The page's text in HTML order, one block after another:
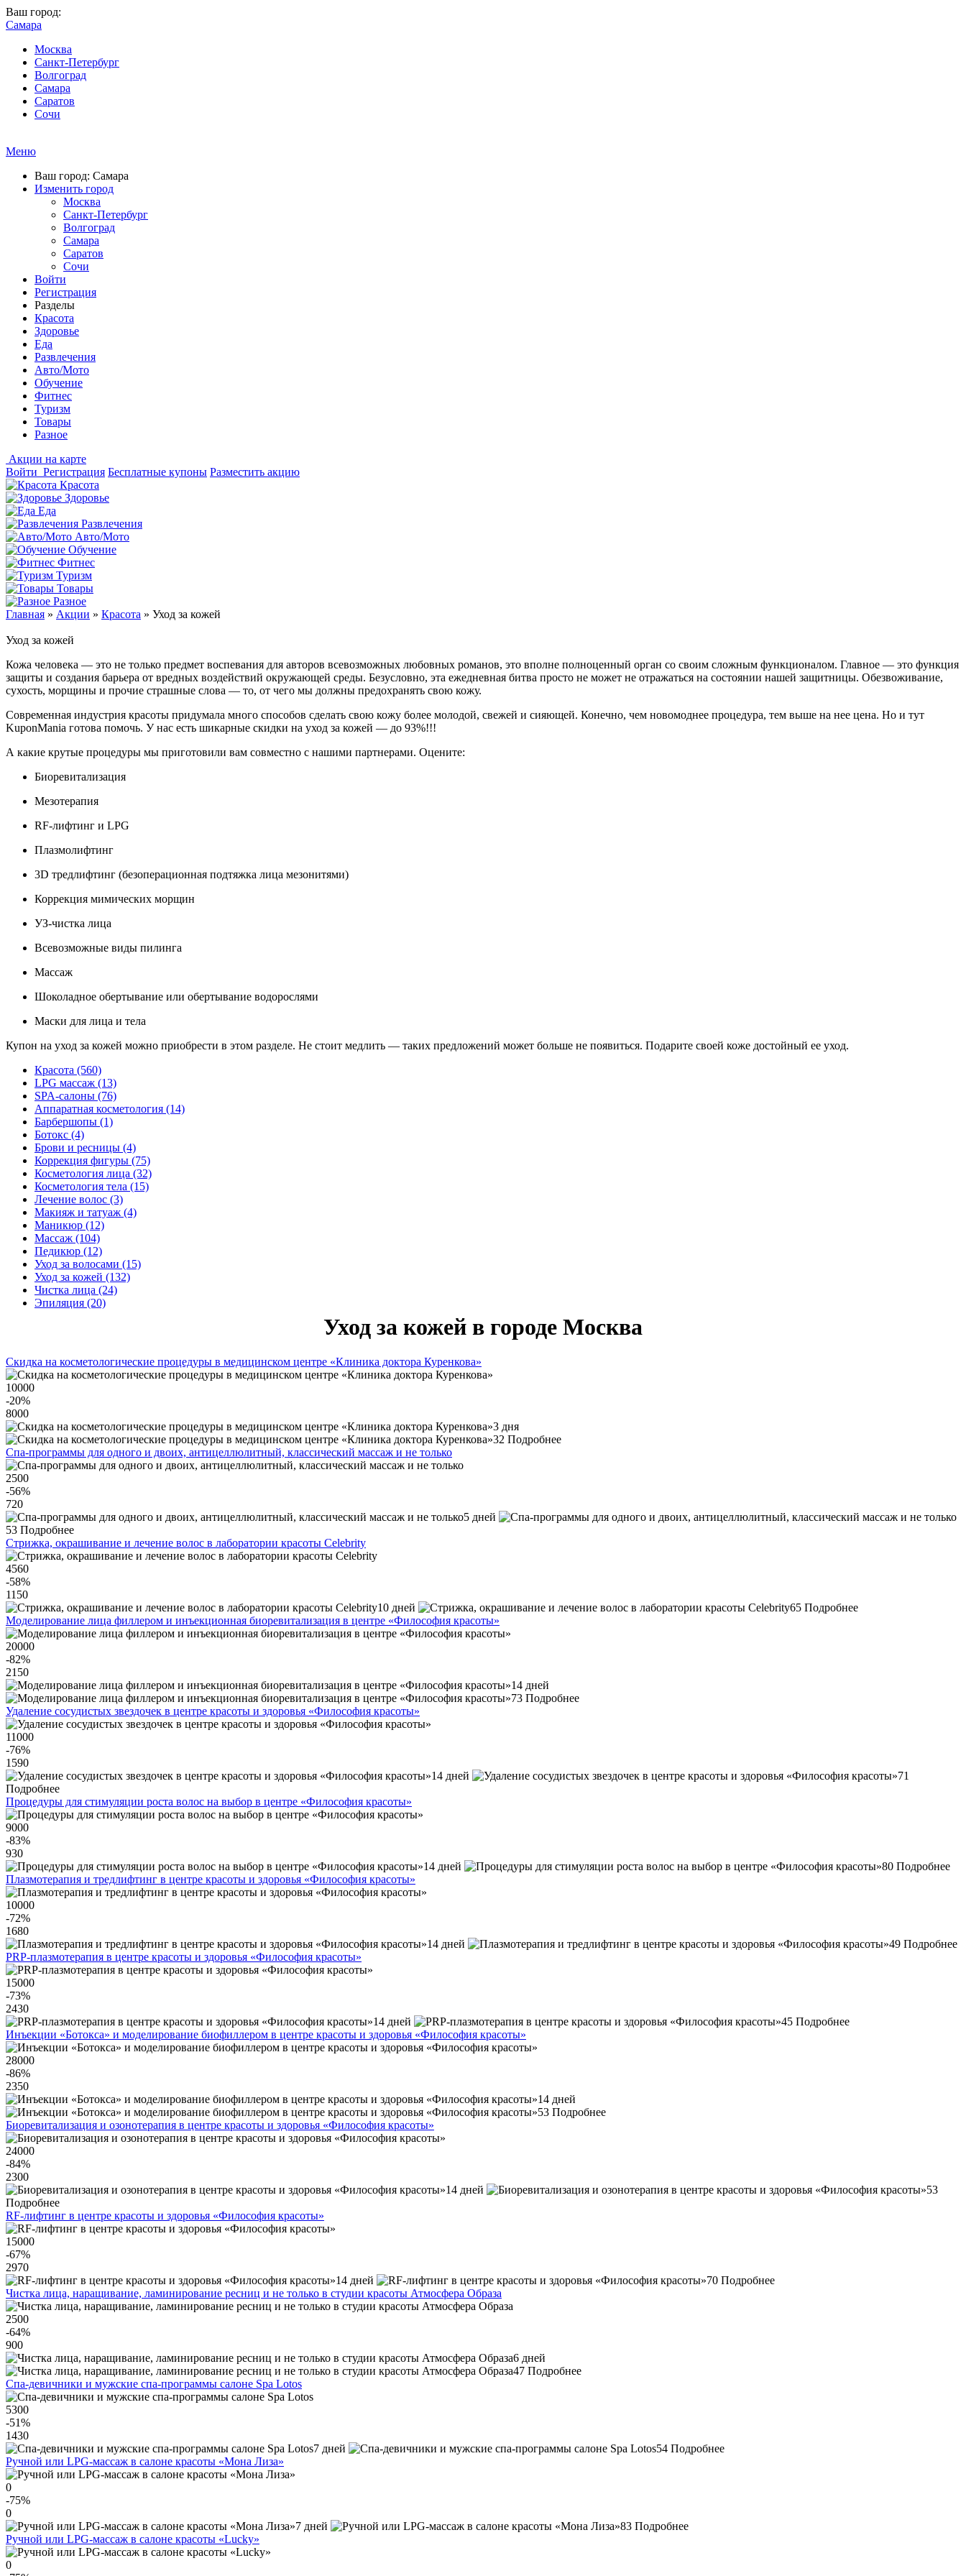
Ваш город:
Самара
Москва
Санкт-Петербург
Волгоград
Самара
Саратов
Сочи
Меню
Ваш город: Самара
Изменить город
Москва
Санкт-Петербург
Волгоград
Самара
Саратов
Сочи
Войти
Регистрация
Разделы
Красота
Здоровье
Еда
Развлечения
Авто/Мото
Обучение
Фитнес
Туризм
Товары
Разное
Акции на карте
Войти Регистрация Бесплатные купоны Разместить акцию
Красота
Здоровье
Еда
Развлечения
Авто/Мото
Обучение
Фитнес
Туризм
Товары
Разное
Главная » Акции » Красота » Уход за кожей
Уход за кожей
Кожа человека — это не только предмет воспевания для авторов всевозможных любовных романов, это вполне полноценный орган со своим сложным функционалом. Главное — это функция
защиты и создания барьера от вредных воздействий окружающей среды. Безусловно, эта ежедневная битва просто не может не отражаться на состоянии нашей защитницы. Обезвоживание,
сухость, морщины и прочие страшные слова — то, от чего мы должны предохранять свою кожу.
Современная индустрия красоты придумала много способов сделать свою кожу более молодой, свежей и сияющей. Конечно, чем новомоднее процедура, тем выше на нее цена. Но и тут
KuponMania готова помочь. У нас есть шикарные скидки на уход за кожей — до 93%!!!
А какие крутые процедуры мы приготовили вам совместно с нашими партнерами. Оцените:
Биоревитализация
Мезотерапия
RF-лифтинг и LPG
Плазмолифтинг
3D тредлифтинг (безоперационная подтяжка лица мезонитями)
Коррекция мимических морщин
УЗ-чистка лица
Всевозможные виды пилинга
Массаж
Шоколадное обертывание или обертывание водорослями
Маски для лица и тела
Купон на уход за кожей можно приобрести в этом разделе. Не стоит медлить — таких предложений может больше не появиться. Подарите своей коже достойный ее уход.
Красота (560)
LPG массаж (13)
SPA-салоны (76)
Аппаратная косметология (14)
Барбершопы (1)
Ботокс (4)
Брови и ресницы (4)
Коррекция фигуры (75)
Косметология лица (32)
Косметология тела (15)
Лечение волос (3)
Макияж и татуаж (4)
Маникюр (12)
Массаж (104)
Педикюр (12)
Уход за волосами (15)
Уход за кожей (132)
Чистка лица (24)
Эпиляция (20)
Уход за кожей в городе Москва
Скидка на косметологические процедуры в медицинском центре «Клиника доктора Куренкова»
10000
-20%
8000
3 дня
32 Подробнее
Спа-программы для одного и двоих, антицеллюлитный, классический массаж и не только
2500
-56%
720
5 дней
53 Подробнее
Стрижка, окрашивание и лечение волос в лаборатории красоты Celebrity
4560
-58%
1150
10 дней
65 Подробнее
Моделирование лица филлером и инъекционная биоревитализация в центре «Философия красоты»
20000
-82%
2150
14 дней
73 Подробнее
Удаление сосудистых звездочек в центре красоты и здоровья «Философия красоты»
11000
-76%
1590
14 дней
71
Подробнее
Процедуры для стимуляции роста волос на выбор в центре «Философия красоты»
9000
-83%
930
14 дней
80 Подробнее
Плазмотерапия и тредлифтинг в центре красоты и здоровья «Философия красоты»
10000
-72%
1680
14 дней
49 Подробнее
PRP-плазмотерапия в центре красоты и здоровья «Философия красоты»
15000
-73%
2430
14 дней
45 Подробнее
Инъекции «Ботокса» и моделирование биофиллером в центре красоты и здоровья «Философия красоты»
28000
-86%
2350
14 дней
53 Подробнее
Биоревитализация и озонотерапия в центре красоты и здоровья «Философия красоты»
24000
-84%
2300
14 дней
53
Подробнее
RF-лифтинг в центре красоты и здоровья «Философия красоты»
15000
-67%
2970
14 дней
70 Подробнее
Чистка лица, наращивание, ламинирование ресниц и не только в студии красоты Атмосфера Образа
2500
-64%
900
6 дней
47 Подробнее
Спа-девичники и мужские спа-программы салоне Spa Lotos
5300
-51%
1430
7 дней
54 Подробнее
Ручной или LPG-массаж в салоне красоты «Мона Лиза»
0
-75%
0
7 дней
83 Подробнее
Ручной или LPG-массаж в салоне красоты «Lucky»
0